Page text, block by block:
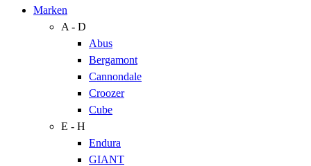
Marken
A - D
Abus
Bergamont
Cannondale
Croozer
Cube
E - H
Endura
GIANT